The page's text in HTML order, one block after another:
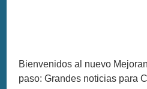
Bienvenidos al nuevo
paso: Grandes noticias para